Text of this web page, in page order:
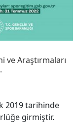
ve Araştırmaları
2019 tarihinde
girmiştir.